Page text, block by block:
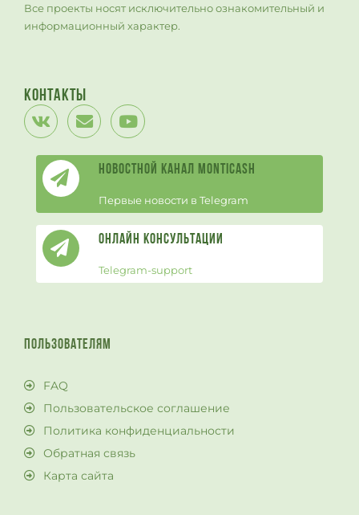
Все проекты носят исключительно ознакомительный и
информационный характер.
Контакты
Новостной канал Monticash
Первые новости в Telegram
Онлайн Консультации
Telegram-support
ПОЛЬЗОВАТЕЛЯМ
FAQ
Пользовательское соглашение
Политика конфиденциальности
Обратная связь
Карта сайта